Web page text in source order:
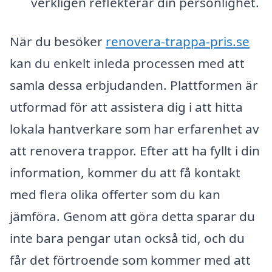
När du besöker renovera-trappa-pris.se
kan du enkelt inleda processen med att
samla dessa erbjudanden. Plattformen är
utformad för att assistera dig i att hitta
lokala hantverkare som har erfarenhet av
att renovera trappor. Efter att ha fyllt i din
information, kommer du att få kontakt
med flera olika offerter som du kan
jämföra. Genom att göra detta sparar du
inte bara pengar utan också tid, och du
får det förtroende som kommer med att